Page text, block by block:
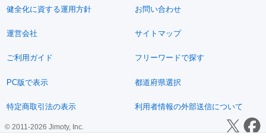
健全化に資する運用方針 お問い合わせ
運営会社 サイトマップ
ご利用ガイド フリーワードで探す
PC版で表示 都道府県選択
特定商取引法の表示 利用者情報の外部送信について
© 2011-2026 Jimoty, Inc.